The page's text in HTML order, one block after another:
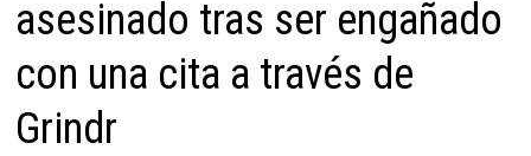
asesinado tras ser engañado
con una cita a través de
Grindr